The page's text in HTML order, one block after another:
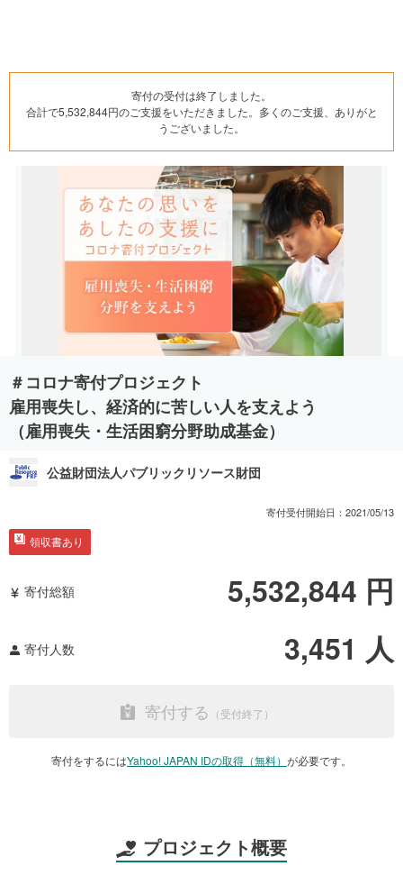
寄付の受付は終了しました。
合計で5,532,844円のご支援をいただきました。多くのご支援、ありがと
うございました。
＃コロナ寄付プロジェクト
雇用喪失し、経済的に苦しい人を支えよう
（雇用喪失・生活困窮分野助成基金）
公益財団法人パブリックリソース財団
寄付受付開始日： 2021/05/13
領収書あり
寄付総額 5,532,844 円
寄付人数 3,451 人
寄付する
寄付をするにはYahoo! JAPAN IDの取得（無料） が必要です。
プロジェクト概要